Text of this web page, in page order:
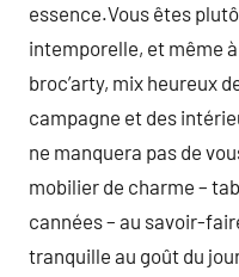
essence.Vous êtes
intemporelle, et même
broc’arty, mix heureux
campagne et des
ne manquera pas de
mobilier de charme –
cannées – au savoir-
tranquille au goût du